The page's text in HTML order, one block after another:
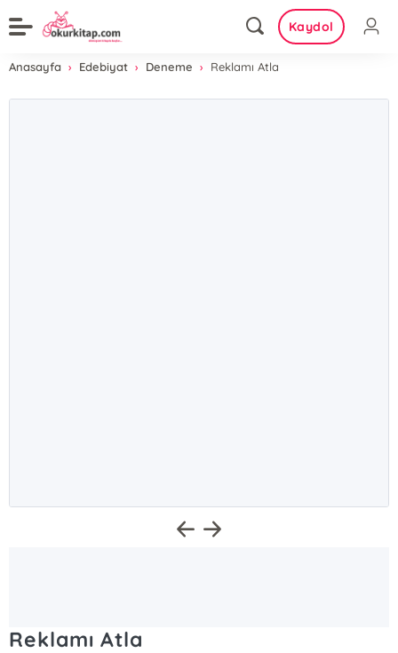
Kaydol
Anasayfa Edebiyat Deneme Reklamı Atla
Reklamı Atla